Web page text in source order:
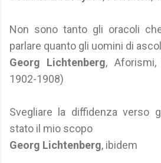
Non sono tanto gli oracoli
parlare quanto gli uomini di
Georg Lichtenberg,
1902-1908)
Svegliare la diffidenza verso
stato il mio scopo
Georg Lichtenberg, ibidem